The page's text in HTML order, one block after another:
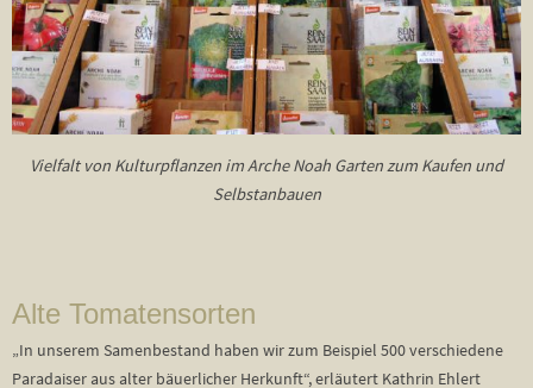
Vielfalt von Kulturpflanzen im Arche Noah Garten zum Kaufen und
Selbstanbauen
Alte Tomatensorten
„In unserem Samenbestand haben wir zum Beispiel 500 verschiedene
Paradaiser aus alter bäuerlicher Herkunft“, erläutert Kathrin Ehlert